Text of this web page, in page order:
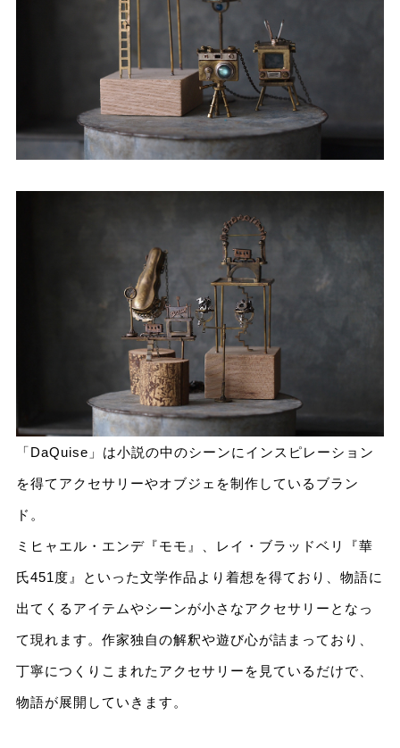
「DaQuise」は⼩説の中のシーンにインスピレーション
を得てアクセサリーやオブジェを制作しているブラン
ド。
ミヒャエル・エンデ『モモ』、レイ・ブラッドベリ『華
⽒451度』といった⽂学作品より着想を得ており、物語に
出てくるアイテムやシーンが⼩さなアクセサリーとなっ
て現れます。作家独⾃の解釈や遊び⼼が詰まっており、
丁寧につくりこまれたアクセサリーを⾒ているだけで、
物語が展開していきます。